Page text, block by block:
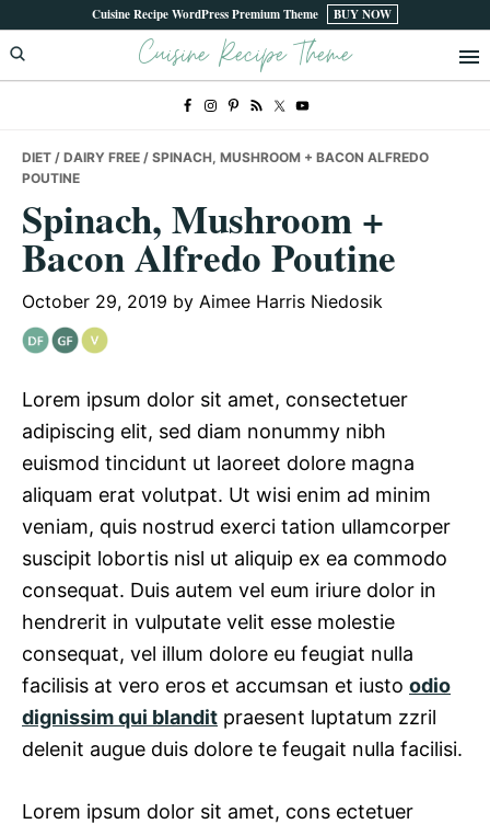
to
primary
to
main
to
primary
Cuisine Recipe WordPress Premium Theme BUY NOW
Cuisine Recipe Theme
DIET / DAIRY FREE / SPINACH, MUSHROOM + BACON ALFREDO
POUTINE
Spinach, Mushroom +
Bacon Alfredo Poutine
October 29, 2019 by Aimee Harris Niedosik
Lorem ipsum dolor sit amet, consectetuer
adipiscing elit, sed diam nonummy nibh
euismod tincidunt ut laoreet dolore magna
aliquam erat volutpat. Ut wisi enim ad minim
veniam, quis nostrud exerci tation ullamcorper
suscipit lobortis nisl ut aliquip ex ea commodo
consequat. Duis autem vel eum iriure dolor in
hendrerit in vulputate velit esse molestie
consequat, vel illum dolore eu feugiat nulla
facilisis at vero eros et accumsan et iusto odio
dignissim qui blandit praesent luptatum zzril
delenit augue duis dolore te feugait nulla facilisi.
Lorem ipsum dolor sit amet, cons ectetuer